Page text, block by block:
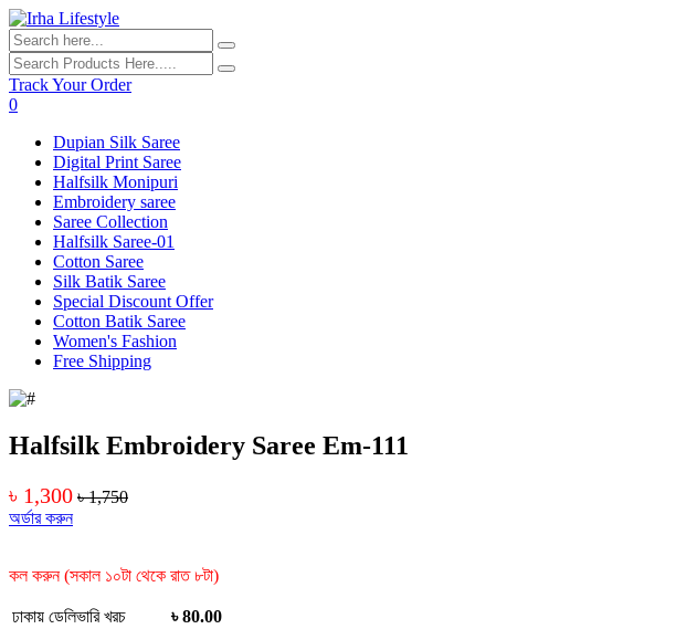
Track Your Order
0
Dupian Silk Saree
Digital Print Saree
Halfsilk Monipuri
Embroidery saree
Saree Collection
Halfsilk Saree-01
Cotton Saree
Silk Batik Saree
Special Discount Offer
Cotton Batik Saree
Women's Fashion
Free Shipping
Halfsilk Embroidery Saree Em-111
৳ 1,300 ৳ 1,750
অর্ডার করুন
কল করুন (সকাল ১০টা থেকে রাত ৮টা)
ঢাকায় ডেলিভারি খরচ
৳ 80.00